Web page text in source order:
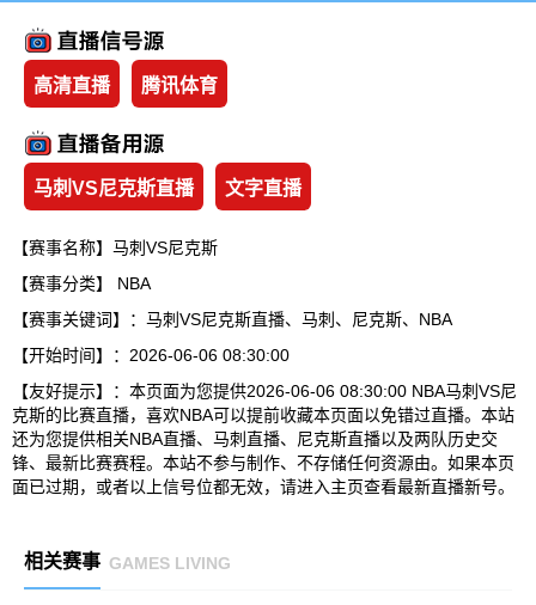
高清直播 腾讯体育
马刺VS尼克斯直播 文字直播
【赛事名称】马刺VS尼克斯
【赛事分类】 NBA
【赛事关键词】：马刺VS尼克斯直播、马刺、尼克斯、NBA
【开始时间】：2026-06-06 08:30:00
【友好提示】：本页面为您提供2026-06-06 08:30:00 NBA马刺VS尼
克斯的比赛直播，喜欢NBA可以提前收藏本页面以免错过直播。本站
还为您提供相关NBA直播、马刺直播、尼克斯直播以及两队历史交
锋、最新比赛赛程。本站不参与制作、不存储任何资源由。如果本页
面已过期，或者以上信号位都无效，请进入主页查看最新直播新号。
相关赛事 GAMES LIVING